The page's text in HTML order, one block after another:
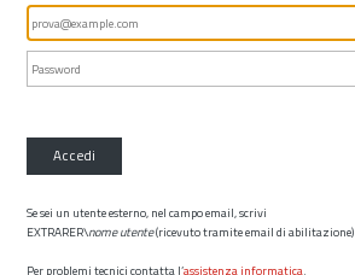
Accedi
Se sei un utente esterno, nel campo email, scrivi
EXTRARER\nome utente(ricevuto tramite email di abilitazione)
Per problemi tecnici contatta l’assistenza informatica.